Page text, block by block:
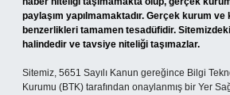
paylaşım yapılmamaktadır. Gerçek kurum
benzerlikleri tamamen tesadüfidir.
halindedir ve tavsiye niteliği taşımazlar.
Sitemiz, 5651 Sayılı Kanun gereğince Bilgi
Kurumu (BTK) tarafından onaylanmış bir Yer